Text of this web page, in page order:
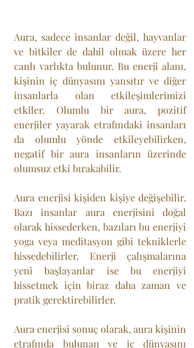
Aura, sadece insanlar değil, hayvanlar
ve bitkiler de dahil olmak üzere her
canlı varlıkta bulunur. Bu enerji alanı,
kişinin iç dünyasını yansıtır ve diğer
insanlarla olan etkileşimlerimizi
etkiler. Olumlu bir aura, pozitif
enerjiler yayarak etrafındaki insanları
da olumlu yönde etkileyebilirken,
negatif bir aura insanların üzerinde
olumsuz etki bırakabilir.
Aura enerjisi kişiden kişiye değişebilir.
Bazı insanlar aura enerjisini doğal
olarak hissederken, bazıları bu enerjiyi
yoga veya meditasyon gibi tekniklerle
hissedebilirler. Enerji çalışmalarına
yeni başlayanlar ise bu enerjiyi
hissetmek için biraz daha zaman ve
pratik gerektirebilirler.
Aura enerjisi sonuç olarak, aura kişinin
etrafında bulunan ve iç dünyasını